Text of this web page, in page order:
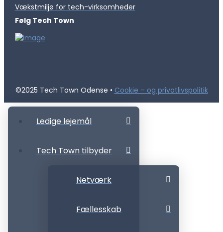
Vækstmiljø for tech-virksomheder
Følg Tech Town
©2025 Tech Town Odense • Cookie – og privatlivspolitik
Ledige lejemål
Tech Town tilbyder
Netværk
Fællesskab